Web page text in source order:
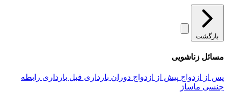
بازگشت
مسائل زناشویی
پس از ازدواج پیش از ازدواج دوران بارداری قبل بارداری رابطه
جنسی ماساژ